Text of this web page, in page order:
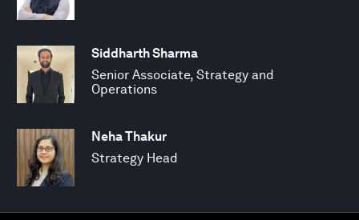
Siddharth Sharma
Senior Associate, Strategy and
Operations
Neha Thakur
Strategy Head